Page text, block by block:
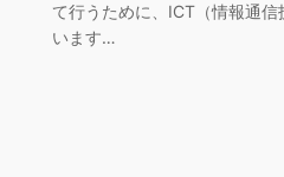
て行うために、ICT（情報通
います…